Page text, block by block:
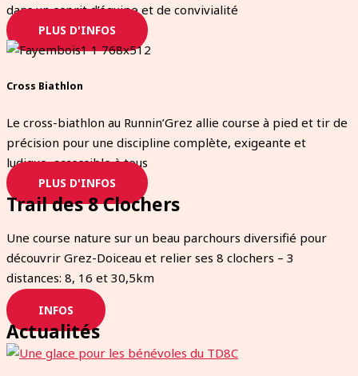
dans un esprit d’équipe et de convivialité
PLUS D'INFOS
Cross Biathlon
Le cross-biathlon au Runnin’Grez allie course à pied et tir de
précision pour une discipline complète, exigeante et
ludique, accessible à tous
PLUS D'INFOS
Trail des 8 Clochers
Une course nature sur un beau parchours diversifié pour
découvrir Grez-Doiceau et relier ses 8 clochers – 3
distances: 8, 16 et 30,5km
INFOS
Actualités